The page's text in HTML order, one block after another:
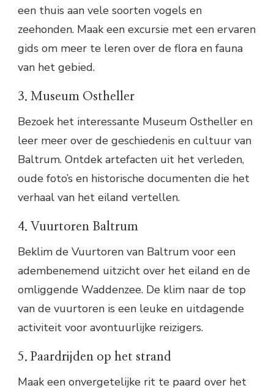
een thuis aan vele soorten vogels en
zeehonden. Maak een excursie met een ervaren
gids om meer te leren over de flora en fauna
van het gebied.
3. Museum Ostheller
Bezoek het interessante Museum Ostheller en
leer meer over de geschiedenis en cultuur van
Baltrum. Ontdek artefacten uit het verleden,
oude foto’s en historische documenten die het
verhaal van het eiland vertellen.
4. Vuurtoren Baltrum
Beklim de Vuurtoren van Baltrum voor een
adembenemend uitzicht over het eiland en de
omliggende Waddenzee. De klim naar de top
van de vuurtoren is een leuke en uitdagende
activiteit voor avontuurlijke reizigers.
5. Paardrijden op het strand
Maak een onvergetelijke rit te paard over het